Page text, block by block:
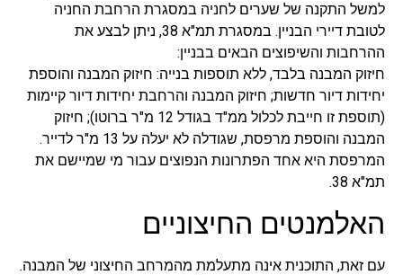
למשל התקנה של שערים לחניה במסגרת הרחבת החניה
לטובת דיירי הבניין. במסגרת תמ"א 38, ניתן לבצע את
ההרחבות והשיפוצים הבאים בבניין:
חיזוק המבנה בלבד, ללא תוספות בנייה: חיזוק המבנה והוספת
יחידות דיור חדשות; חיזוק המבנה והרחבת יחידות דיור קיימות
(תוספת זו חייבת לכלול ממ"ד בגודל 12 מ"ר ברוטו); חיזוק
המבנה והוספת מרפסת, שגודלה לא יעלה על 13 מ"ר לדייר.
המרפסת היא אחד הפתרונות הנפוצים עבור מי שמיישם את
תמ"א 38.
האלמנטים החיצוניים
עם זאת, התוכנית אינה מתעלמת מהמרחב החיצוני של המבנה.